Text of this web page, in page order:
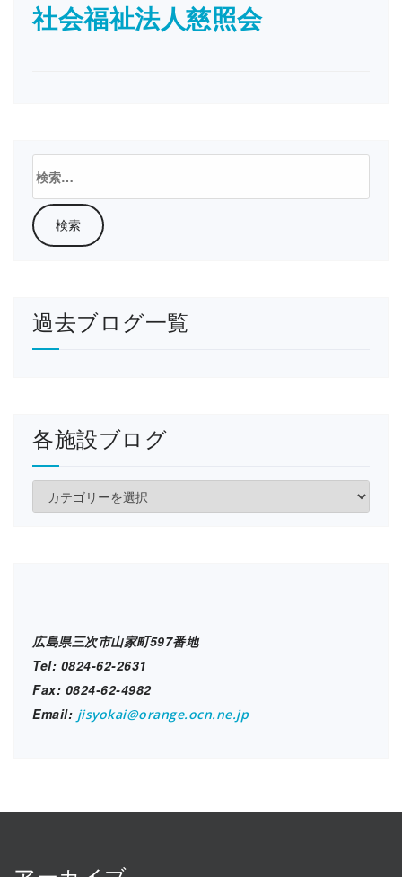
社会福祉法人慈照会
索:
過去ブログ一覧
各施設ブログ
施
広島県三次市山家町597番地
Tel: 0824-62-2631
Fax: 0824-62-4982
Email: jisyokai@orange.ocn.ne.jp